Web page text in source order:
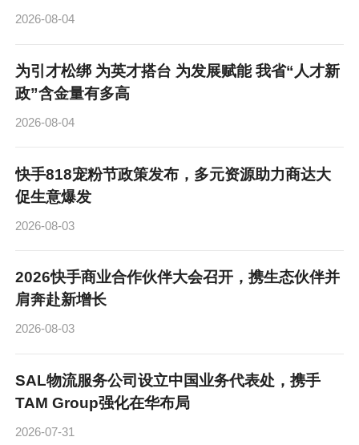
2026-08-04
为引才松绑 为英才搭台 为发展赋能 我省“人才新
政”含金量有多高
2026-08-04
快手818宠粉节政策发布，多元资源助力商达大
促生意爆发
2026-08-03
2026快手商业合作伙伴大会召开，携生态伙伴并
肩奔赴新增长
2026-08-03
SAL物流服务公司设立中国业务代表处，携手
TAM Group强化在华布局
2026-07-31